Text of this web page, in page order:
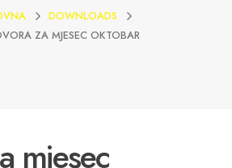
DOWNLOADS
ZA MJESEC OKTOBAR
mjesec